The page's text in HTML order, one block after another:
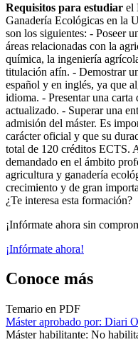
Requisitos para estudiar el
Ganadería Ecológicas en la
son los siguientes: - Poseer
áreas relacionadas con la
química, la ingeniería
titulación afín. - Demostrar
español y en inglés, ya que
idioma. - Presentar una
actualizado. - Superar una
admisión del máster. Es
carácter oficial y que su
total de 120 créditos ECTS.
demandado en el ámbito
agricultura y ganadería
crecimiento y de gran
¿Te interesa esta formación?
¡Infórmate ahora sin
¡Infórmate ahora!
Conoce más
Temario en PDF
Máster aprobado por: Diari
Máster habilitante: No